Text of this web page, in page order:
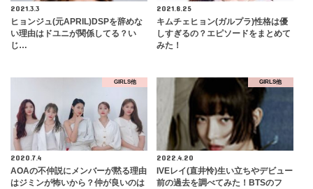
2021.3.3
ヒョンジュ(元APRIL)DSPを辞めな
い理由はドユニが関係してる？い
じ…
2021.8.25
キムチェヒョン(ガルプラ)性格は優
しすぎるの？エピソードをまとめて
みた！
GIRLS他
2020.7.4
AOAの不仲説にメンバーが黙る理由
はジミンが怖いから？仲が良いのは
GIRLS他
2022.4.20
IVEレイ(直井怜)生い立ちやデビュー
前の過去を調べてみた！BTSのフ